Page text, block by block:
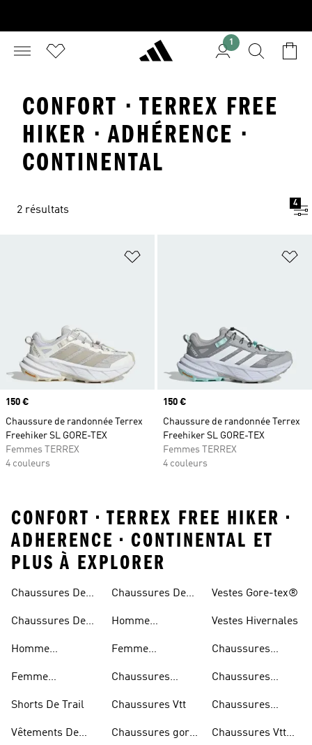
1
CONFORT · TERREX FREE
HIKER · ADHÉRENCE ·
CONTINENTAL
2 résultats
4
Ajouter à la Liste de produits
Prix
150 €
Chaussure de randonnée Terrex
Freehiker SL GORE-TEX
Femmes TERREX
4 couleurs
Prix
150 €
Chaussure de randonnée Terrex
Freehiker SL GORE-TEX
Femmes TERREX
4 couleurs
CONFORT • TERREX FREE HIKER •
ADHERENCE • CONTINENTAL ET
PLUS À EXPLORER
Chaussures De
Chaussures De
Imperméables
Homme
Trail
Femme
Trail
Shorts De Trail
Vêtements De
Chaussures De
Homme
Randonnée
Femme
Randonnée
Chaussures
Chaussures Vtt
Chaussures gore-
Vestes Gore-tex®
Vestes Hivernales
Chaussures
Chaussures
Chaussures
Randonnée
Chaussures Vtt